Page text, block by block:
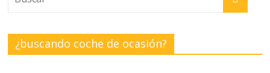
¿buscando coche de ocasión?